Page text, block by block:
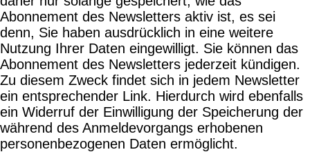
Abonnement des Newsletters aktiv ist, es sei
denn, Sie haben ausdrücklich in eine weitere
Nutzung Ihrer Daten eingewilligt. Sie können das
Abonnement des Newsletters jederzeit kündigen.
Zu diesem Zweck findet sich in jedem Newsletter
ein entsprechender Link. Hierdurch wird ebenfalls
ein Widerruf der Einwilligung der Speicherung der
während des Anmeldevorgangs erhobenen
personenbezogenen Daten ermöglicht.